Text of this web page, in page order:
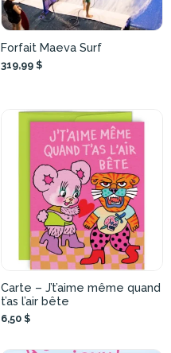
Forfait Maeva Surf
319,99 $
Carte – J’t’aime même quand
t’as l’air bête
6,50 $